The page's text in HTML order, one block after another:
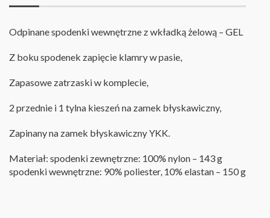
Odpinane spodenki wewnętrzne z wkładką żelową – GEL
Z boku spodenek zapięcie klamry w pasie,
Zapasowe zatrzaski w komplecie,
2 przednie i 1 tylna kieszeń na zamek błyskawiczny,
Zapinany na zamek błyskawiczny YKK.
Materiał: spodenki zewnętrzne: 100% nylon – 143 g
spodenki wewnętrzne: 90% poliester, 10% elastan – 150 g